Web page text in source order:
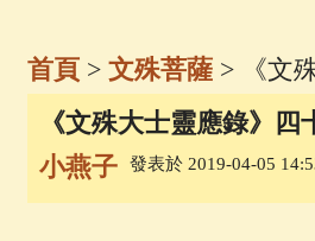
一切如來心秘密
釋迦牟尼佛傳
首頁> 文殊菩薩> 《文
《文殊大士靈應錄》
小燕子
發表於 2019-04-05